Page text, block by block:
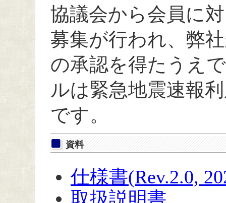
協議会から会員に
募集が行われ、弊
の承認を得たうえ
ルは緊急地震速報
です。
資料
仕様書(Rev.2.0,
取扱説明書